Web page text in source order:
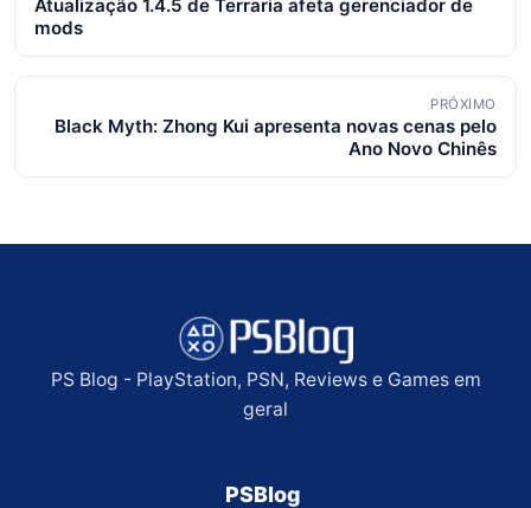
de
posts
Atualização 1.4.5 de Terraria afeta gerenciador de
mods
PRÓXIMO
Black Myth: Zhong Kui apresenta novas cenas pelo
Ano Novo Chinês
PS Blog - PlayStation, PSN, Reviews e Games em
geral
PSBlog